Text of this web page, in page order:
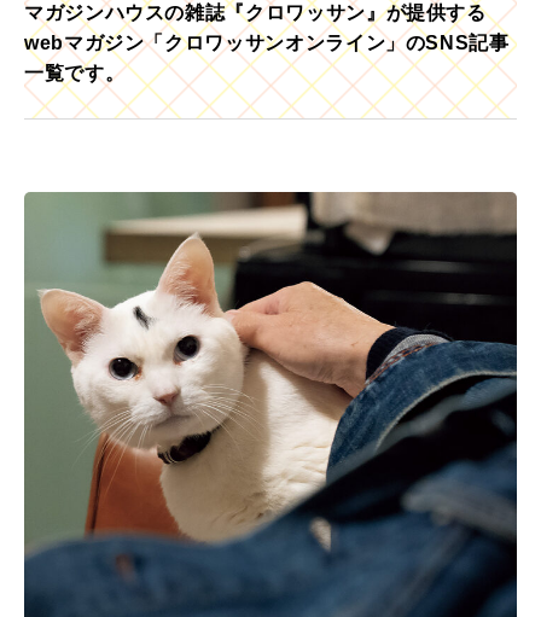
マガジンハウスの雑誌『クロワッサン』が提供する
webマガジン「クロワッサンオンライン」のSNS記事
一覧です。